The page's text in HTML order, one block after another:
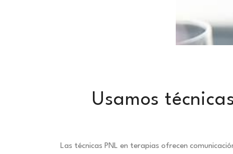
Usamos
Las técnicas PNL en terapias ofrecen